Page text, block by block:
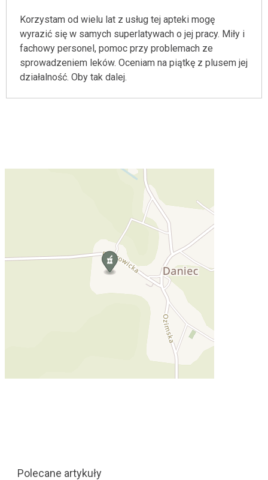
Korzystam od wielu lat z usług tej apteki mogę
wyrazić się w samych superlatywach o jej pracy. Miły i
fachowy personel, pomoc przy problemach ze
sprowadzeniem leków. Oceniam na piątkę z plusem jej
działalność. Oby tak dalej.
Polecane artykuły